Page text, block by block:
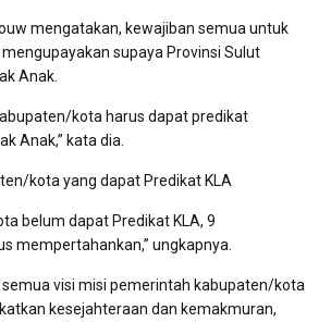
mengatakan, kewajiban semua untuk
supaya Provinsi Sulut
Anak.
kota harus dapat predikat
Anak,” kata dia.
kota yang dapat Predikat KLA
belum dapat Predikat KLA, 9
mempertahankan,” ungkapnya.
semua visi misi pemerintah kabupaten/kota
kesejahteraan dan kemakmuran,